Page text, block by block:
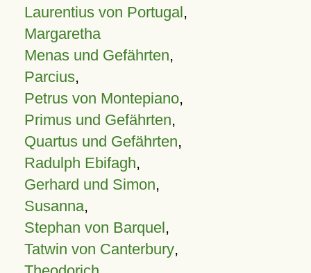
Laurentius von Portugal,
Margaretha
Menas und Gefährten,
Parcius,
Petrus von Montepiano,
Primus und Gefährten,
Quartus und Gefährten,
Radulph Ebifagh,
Gerhard und Simon,
Susanna,
Stephan von Barquel,
Tatwin von Canterbury,